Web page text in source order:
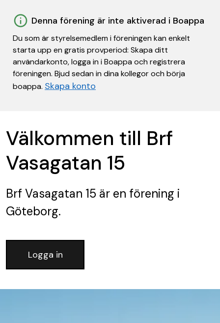
Denna förening är inte aktiverad i Boappa
Du som är styrelsemedlem i föreningen kan enkelt
starta upp en gratis provperiod: Skapa ditt
användarkonto, logga in i Boappa och registrera
föreningen. Bjud sedan in dina kollegor och börja
boappa. Skapa konto
Välkommen till Brf
Vasagatan 15
Brf Vasagatan 15 är en förening i
Göteborg.
Logga in